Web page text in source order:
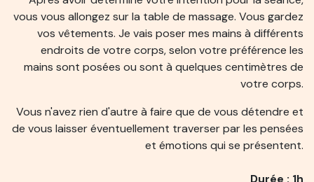
vous vous allongez sur la table de massage. Vous gardez
vos vêtements. Je vais poser mes mains à différents
endroits de votre corps, selon votre préférence les
mains sont posées ou sont à quelques centimètres de
votre corps.
Vous n'avez rien d'autre à faire que de vous détendre et
de vous laisser éventuellement traverser par les pensées
et émotions qui se présentent.
Durée : 1h